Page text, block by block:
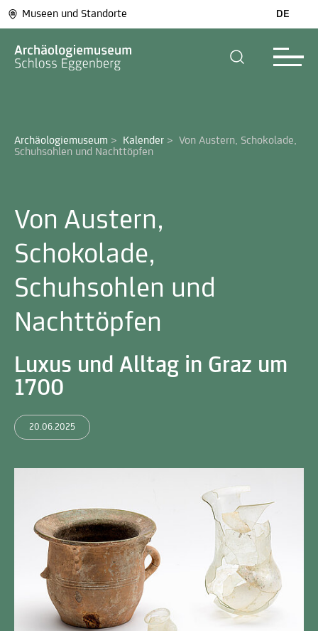
Museen und Standorte DE
Archäologiemuseum > Kalender > Von Austern, Schokolade,
Schuhsohlen und Nachttöpfen
Von Austern,
Schokolade,
Schuhsohlen und
Nachttöpfen
Luxus und Alltag in Graz um
1700
20.06.2025